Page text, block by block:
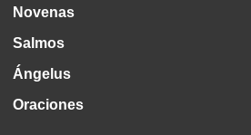
Novenas
Salmos
Ángelus
Oraciones